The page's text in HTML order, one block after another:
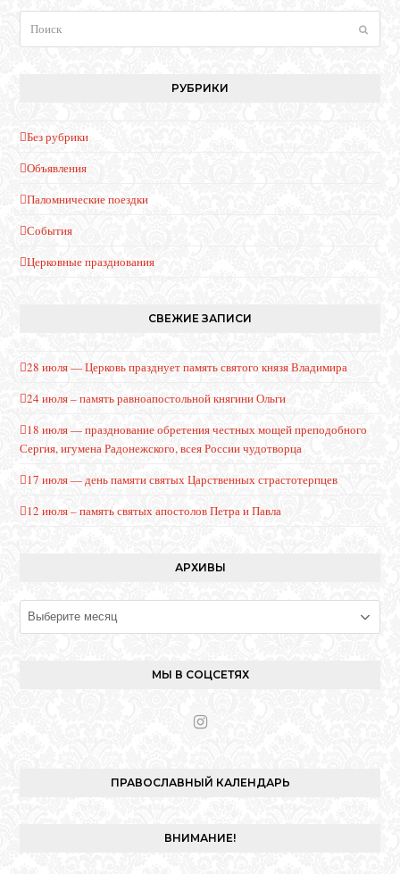
РУБРИКИ
Без рубрики
Объявления
Паломнические поездки
События
Церковные празднования
СВЕЖИЕ ЗАПИСИ
28 июля — Церковь празднует память святого князя Владимира
24 июля – память равноапостольной княгини Ольги
18 июля — празднование обретения честных мощей преподобного
Сергия, игумена Радонежского, всея России чудотворца
17 июля — день памяти святых Царственных страстотерпцев
12 июля – память святых апостолов Петра и Павла
АРХИВЫ
Архивы
МЫ В СОЦСЕТЯХ
I
t
a
ПРАВОСЛАВНЫЙ КАЛЕНДАРЬ
ВНИМАНИЕ!